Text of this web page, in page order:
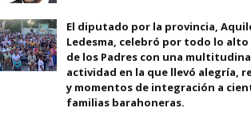
El diputado por la provincia,
Ledesma, celebró por todo lo alto
de los Padres con una
actividad en la que llevó alegría,
y momentos de integración a
familias barahoneras.